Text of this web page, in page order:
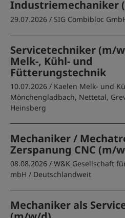
Industriemechaniker
29.07.2026 / SIG Combibloc
Servicetechniker (m/
Melk-, Kühl- und
Fütterungstechnik
10.07.2026 / Kaelen Melk- und
Mönchengladbach, Nettetal,
Heinsberg
Mechaniker /
Zerspanung CNC (m/
08.08.2026 / W&K Gesellschaft
mbH / Deutschlandweit
Mechaniker als